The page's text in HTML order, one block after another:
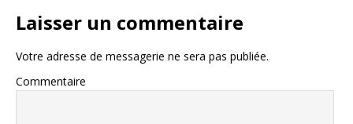
Laisser un commentaire
Votre adresse de messagerie ne sera pas publiée.
Commentaire